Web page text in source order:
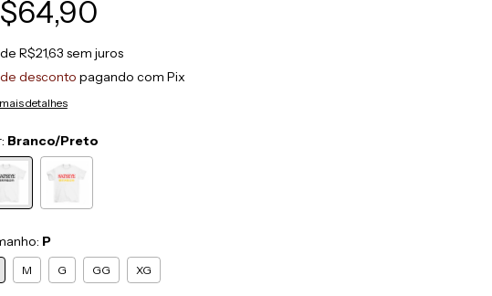
R$21,63 sem juros
desconto pagando com Pix
detalhes
Branco/Preto
P
M G GG XG